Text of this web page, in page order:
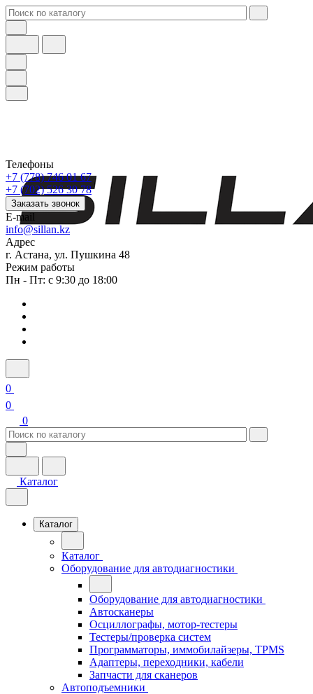
Телефоны
+7 (778) 746 01 67
+7 (702) 526 30 78
Заказать звонок
E-mail
info@sillan.kz
Адрес
г. Астана, ул. Пушкина 48
Режим работы
Пн - Пт: с 9:30 до 18:00
0
0
0
Каталог
Каталог
Каталог
Оборудование для автодиагностики
Оборудование для автодиагностики
Автосканеры
Осциллографы, мотор-тестеры
Тестеры/проверка систем
Программаторы, иммобилайзеры, TPMS
Адаптеры, переходники, кабели
Запчасти для сканеров
Автоподъемники